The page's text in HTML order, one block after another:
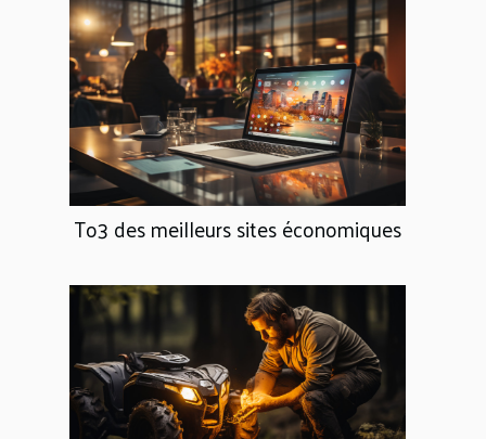
To3 des meilleurs sites économiques